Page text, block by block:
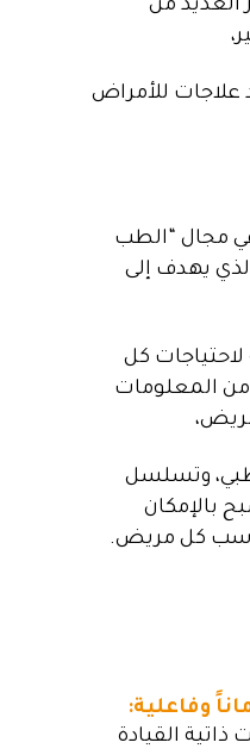
العديد من
علاجات للأمراض
مجال “الطب
يهدف إلى
كل
من المعلومات
وتسلسل
بالإمكان
كل مريض.
القيادة